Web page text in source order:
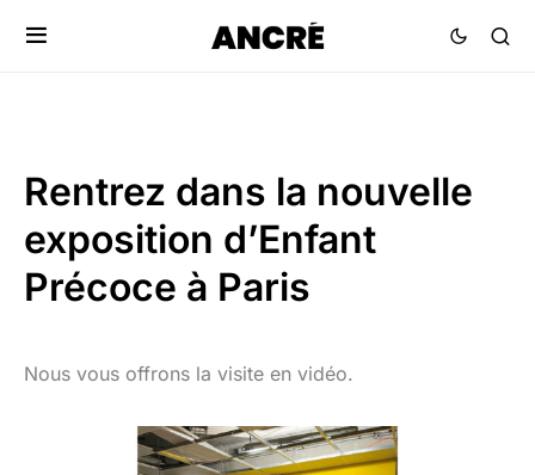
Rentrez dans la nouvelle
exposition d’Enfant
Précoce à Paris
Nous vous offrons la visite en vidéo.